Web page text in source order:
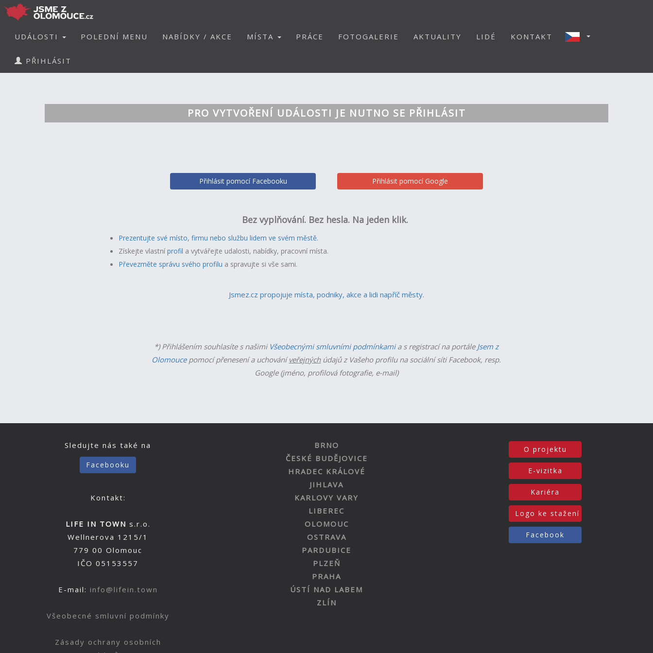
UDÁLOSTI POLEDNÍ MENU NABÍDKY / AKCE MÍSTA PRÁCE FOTOGALERIE AKTUALITY LIDÉ KONTAKT
PŘIHLÁSIT
PRO VYTVOŘENÍ UDÁLOSTI JE NUTNO SE PŘIHLÁSIT
Přihlásit pomocí Facebooku Přihlásit pomocí Google
Bez vyplňování. Bez hesla. Na jeden klik.
Prezentujte své místo, firmu nebo službu lidem ve svém městě.
Získejte vlastní profil a vytvářejte udalosti, nabídky, pracovní místa.
Převezměte správu svého profilu a spravujte si vše sami.
Jsmez.cz propojuje místa, podniky, akce a lidi napříč městy.
*) Přihlášením souhlasíte s našimi Všeobecnými smluvními podmínkamia s registrací na portále Jsem z
Olomoucepomocí přenesení a uchováníveřejnýchúdajů z Vašeho profilu na sociální síti Facebook, resp.
Google (jméno, profilová fotografie, e-mail)
Sledujte nás také na
Facebooku
Kontakt:
LIFE IN TOWN s.r.o.
Wellnerova 1215/1
779 00 Olomouc
IČO 05153557
E-mail: info@lifein.town
Všeobecné smluvní podmínky
Zásady ochrany osobních
BRNO
ČESKÉ BUDĚJOVICE
HRADEC KRÁLOVÉ
JIHLAVA
KARLOVY VARY
LIBEREC
OLOMOUC
OSTRAVA
PARDUBICE
PLZEŇ
PRAHA
ÚSTÍ NAD LABEM
ZLÍN
O projektu
E-vizitka
Kariéra
Logo ke stažení
Facebook